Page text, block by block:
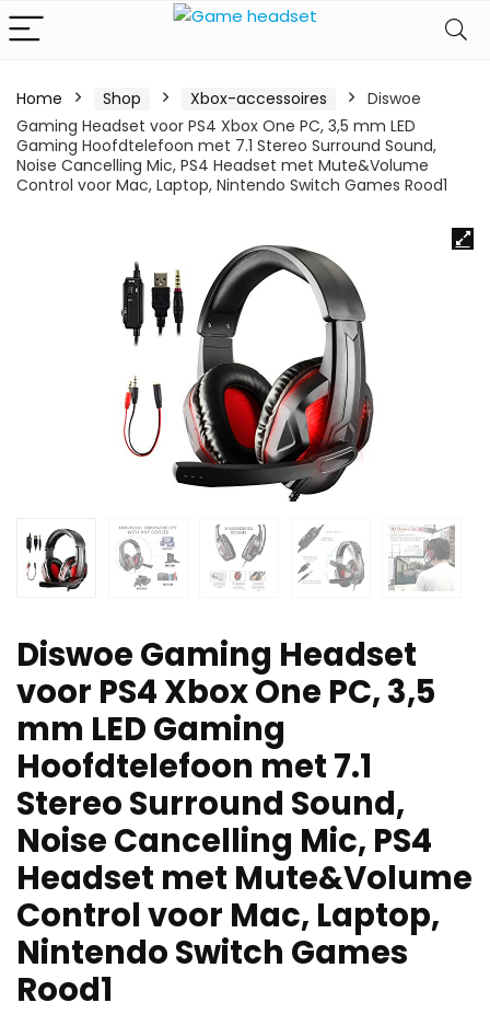
Home Shop Xbox-accessoires
Diswoe
Gaming Headset voor PS4 Xbox One PC, 3,5 mm LED
Gaming Hoofdtelefoon met 7.1 Stereo Surround Sound,
Noise Cancelling Mic, PS4 Headset met Mute&Volume
Control voor Mac, Laptop, Nintendo Switch Games Rood1
Diswoe Gaming Headset
voor PS4 Xbox One PC, 3,5
mm LED Gaming
Hoofdtelefoon met 7.1
Stereo Surround Sound,
Noise Cancelling Mic, PS4
Headset met Mute&Volume
Control voor Mac, Laptop,
Nintendo Switch Games
Rood1